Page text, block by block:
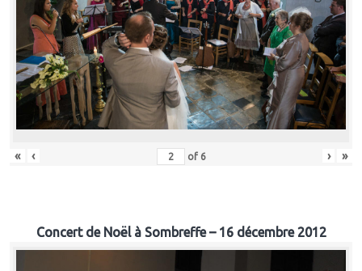
« ‹ of 6 › »
Concert de Noël à Sombreffe – 16 décembre 2012